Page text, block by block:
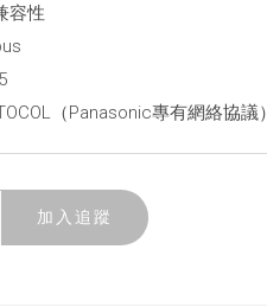
容性
（Panasonic專有網絡協議）
加入追蹤